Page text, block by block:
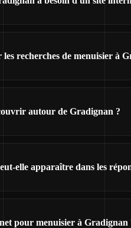
recherches de menuisier à
autour de Gradignan ?
elle apparaître dans les
pour menuisier à Gradignan